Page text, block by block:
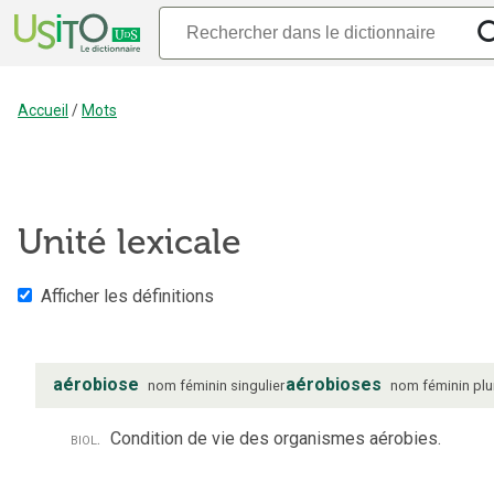
Accueil / Mots
Unité lexicale
Afficher les définitions
aérobiose nom féminin singulieraérobioses nom féminin
biol. Condition de vie des organismes aérobies.